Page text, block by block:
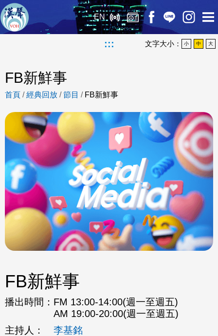
EN
::: 文字大小： 小 中 大
FB新鮮事
首頁 /經典回放 /節目 / FB新鮮事
FB新鮮事
播出時間： FM 13:00-14:00(週一至週五)
AM 19:00-20:00(週一至週五)
主持人：
李基銘